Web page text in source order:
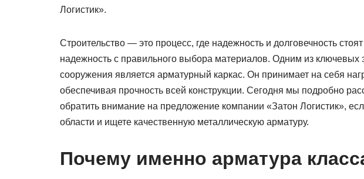
Логистик».
Строительство — это процесс, где надежность и долговечность
надежность с правильного выбора материалов. Одним из ключевых
сооружения является арматурный каркас. Он принимает на себя
обеспечивая прочность всей конструкции. Сегодня мы подробно
обратить внимание на предложение компании «Затон Логистик»,
области и ищете качественную металлическую арматуру.
Почему именно арматура